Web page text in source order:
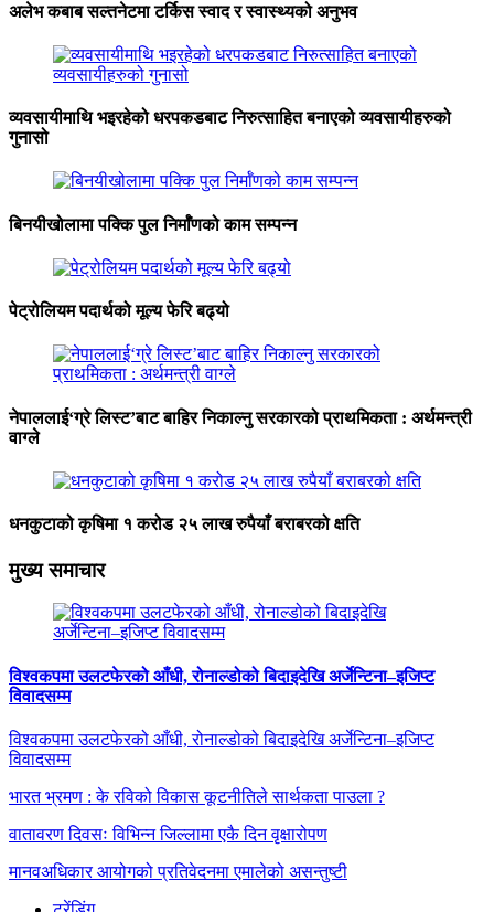
अलेभ कबाब सल्तनेटमा टर्किस स्वाद र स्वास्थ्यको अनुभव
व्यवसायीमाथि भइरहेको धरपकडबाट निरुत्साहित बनाएको व्यवसायीहरुको
गुनासो
बिनयीखोलामा पक्कि पुल निर्माँणको काम सम्पन्न
पेट्रोलियम पदार्थको मूल्य फेरि बढ्यो
नेपाललाई‘ग्रे लिस्ट’बाट बाहिर निकाल्नु सरकारको प्राथमिकता : अर्थमन्त्री
वाग्ले
धनकुटाको कृषिमा १ करोड २५ लाख रुपैयाँ बराबरको क्षति
मुख्य समाचार
विश्वकपमा उलटफेरको आँधी, रोनाल्डोको बिदाइदेखि अर्जेन्टिना–इजिप्ट
विवादसम्म
विश्वकपमा उलटफेरको आँधी, रोनाल्डोको बिदाइदेखि अर्जेन्टिना–इजिप्ट
विवादसम्म
भारत भ्रमण : के रविको विकास कूटनीतिले सार्थकता पाउला ?
वातावरण दिवसः विभिन्न जिल्लामा एकै दिन वृक्षारोपण
मानवअधिकार आयोगको प्रतिवेदनमा एमालेको असन्तुष्टी